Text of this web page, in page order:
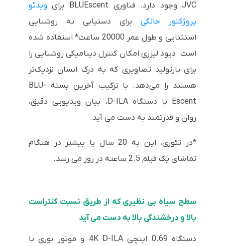
JVC وجود دارد. فناوری BLUEscent برای
ویدئو
پروژکتور خانگیبرای دستیابی به روشنایی
استثنایی و طول عمر 20000 ساعت* استفاده شده
است. دیود لیزری امکان کنترل دینامیکی روشنایی را
برای بازتولید تصاویری که به درک انسان نزدیک‌تر
هستند را می‌دهد. با ترکیب آخرین بسته BLU-
Escent با دستگاه D-ILA، بیان ویدیویی دقیق،
روان و قدرتمند به دست می آید.
*در تئوری، این به 20 سال یا بیشتر در هنگام
تماشای یک فیلم 2.5 ساعته در روز می رسد.
سطح سیاه بی نظیری که از طریق نسبت کنتراست
بالا و درخشندگی بالا به دست می آید
دستگاه 0.69 اینچی 4K D-ILA و موتور نوری با